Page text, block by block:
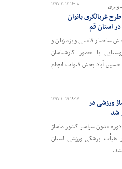
۱۳۹۷-۱۱-۱۳ ۱۶:۰۸
غربالگری بانوان
استان قم
ساختار قامتی ویژه زنان و
با حضور کارشناسان
آباد بخش قنوات انجام
۱۳۹۷-۱۰-۲۹ ۱۹:۱۷
ورزشی در
شد
مدون سراسر کشور ماساژ
هیأت پزشکی ورزشی استان
شد.